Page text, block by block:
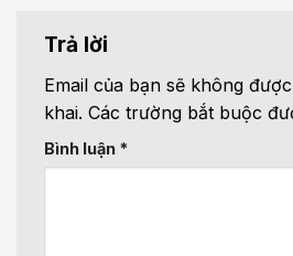
Trả lời
Email của bạn sẽ không
khai. Các trường bắt buộc
Bình luận *